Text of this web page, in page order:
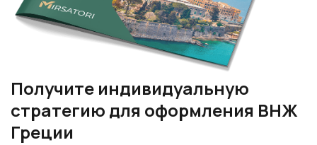
Получите индивидуальную
стратегию для оформления ВНЖ
Греции